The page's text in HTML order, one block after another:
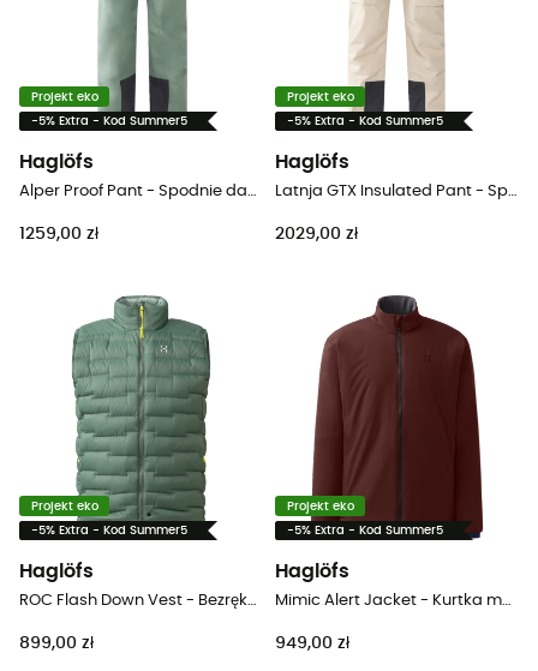
Projekt eko
-5% Extra - Kod Summer5
Haglöfs
Alper Proof Pant - Spodnie damskie alpinistyczne
1259,00 zł
Projekt eko
-5% Extra - Kod Summer5
Haglöfs
Latnja GTX Insulated Pant - Spodnie narciarskie damskie
2029,00 zł
Projekt eko
-5% Extra - Kod Summer5
Haglöfs
ROC Flash Down Vest - Bezrękawnik puchowy męski
899,00 zł
Projekt eko
-5% Extra - Kod Summer5
Haglöfs
Mimic Alert Jacket - Kurtka męski
949,00 zł